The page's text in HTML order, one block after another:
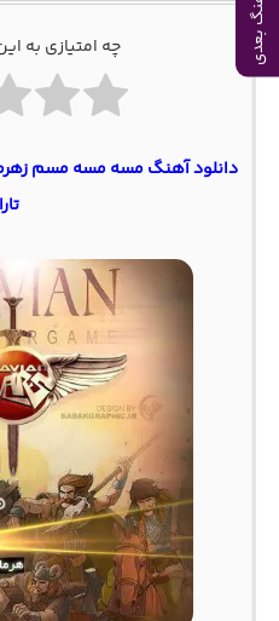
آهنگ بعدی چه امتیازی به
دانلود آهنگ مسه مسه مسم
تارا